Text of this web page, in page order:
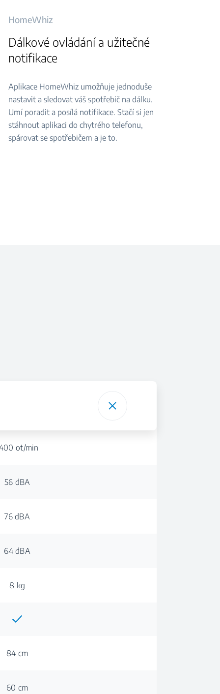
HomeWhiz
Dálkové ovládání a užitečné
notifikace
Aplikace HomeWhiz umožňuje jednoduše
nastavit a sledovat váš spotřebič na dálku.
Umí poradit a posílá notifikace. Stačí si jen
stáhnout aplikaci do chytrého telefonu,
spárovat se spotřebičem a je to.
ot/min
56 dBA
76 dBA
64 dBA
8 kg
84 cm
60 cm